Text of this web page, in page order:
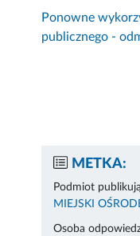
Ponowne
publicznego -
METKA:
Podmiot
MIEJSKI
Osoba